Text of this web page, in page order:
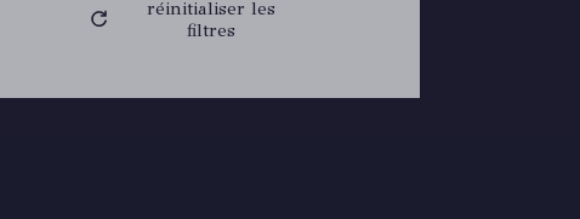
réinitialiser les
filtres